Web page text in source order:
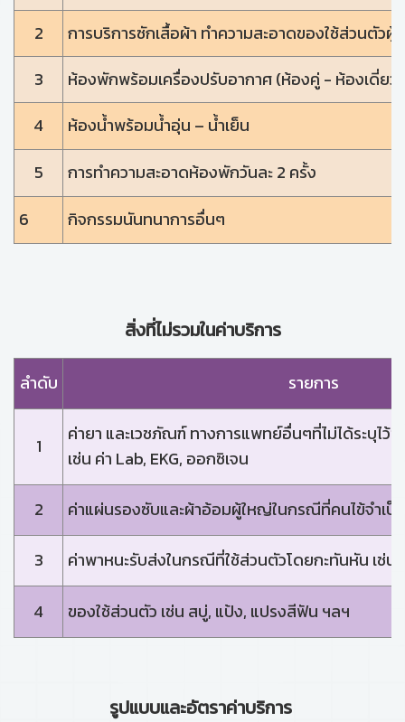
2
การบริการซักเสื้อผ้า ทำความสะอาดของใช้ส่วนตัวผู้
3
ห้องพักพร้อมเครื่องปรับอากาศ (ห้องคู่ - ห้องเดี่ยว)
4
ห้องน้ำพร้อมน้ำอุ่น – น้ำเย็น
5
การทำความสะอาดห้องพักวันละ 2 ครั้ง
6
กิจกรรมนันทนาการอื่นๆ
สิ่งที่ไม่รวมในค่าบริการ
ลำดับ รายการ
1
ค่ายา และเวชภัณฑ์ ทางการแพทย์อื่นๆที่ไม่ได้ระบุไว้
เช่น ค่า Lab, EKG, ออกซิเจน
2 ค่าแผ่นรองซับและผ้าอ้อมผู้ใหญ่ในกรณีที่คนไข้จำเป็
3 ค่าพาหนะรับส่งในกรณีที่ใช้ส่วนตัวโดยกะทันหัน เช่น
4 ของใช้ส่วนตัว เช่น สบู่, แป้ง, แปรงสีฟัน ฯลฯ
รูปแบบและอัตราค่าบริการ